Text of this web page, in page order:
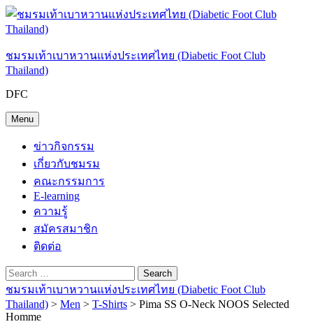
Skip
to
content
ชมรมเท้าเบาหวานแห่งประเทศไทย (Diabetic Foot Club
Thailand)
DFC
Menu
ข่าวกิจกรรม
เกี่ยวกับชมรม
คณะกรรมการ
E-learning
ความรู้
สมัครสมาชิก
ติดต่อ
Search
Search
Close
Search
for:
Search
ชมรมเท้าเบาหวานแห่งประเทศไทย (Diabetic Foot Club
Thailand) > Men > T-Shirts > Pima SS O-Neck NOOS Selected
Homme